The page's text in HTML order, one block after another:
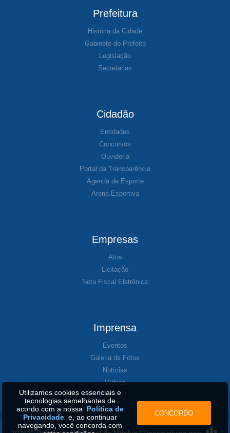
Prefeitura
História da Cidade
Gabinete do Prefeito
Legislação
Secretarias
Cidadão
Entidades
Concursos
Ouvidoria
Portal da Transparência
Agenda de Esporte
Arena Esportiva
Empresas
Atos
Licitação
Nota Fiscal Eletrônica
Imprensa
Eventos
Galeria de Fotos
Notícias
Vídeos
Utilizamos cookies essenciais e
tecnologias semelhantes de
acordo com a nossa Política de
Privacidadee, ao continuar
navegando, você concorda com
CONCORDO